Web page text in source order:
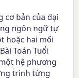
cơ bản của đại
ngôn ngữ tự
hoặc hai mối
Toán Tuổi
hệ phương
trình từng